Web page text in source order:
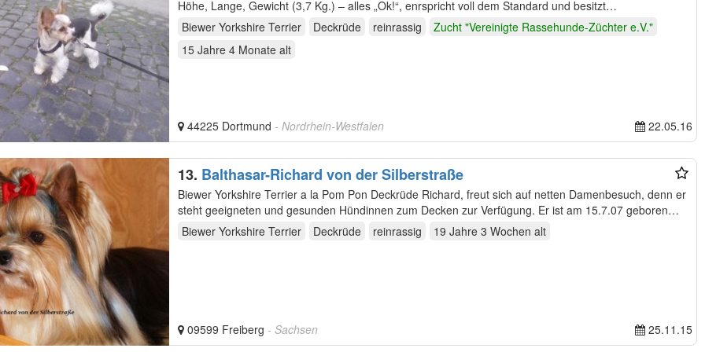
Höhe, Lange, Gewicht (3,7 Kg.) – alles „Ok!“, enrspricht voll dem Standard und besitzt…
Biewer Yorkshire Terrier
Deckrüde reinrassig
Zucht "Vereinigte Rassehunde-Züchter e.V."
15 Jahre 4 Monate alt
44225 Dortmund - Nordrhein-Westfalen 22.05.16
13. Balthasar-Richard von der Silberstraße
Biewer Yorkshire Terrier a la Pom Pon Deckrüde Richard, freut sich auf netten Damenbesuch, denn er
steht geeigneten und gesunden Hündinnen zum Decken zur Verfügung. Er ist am 15.7.07 geboren
und…
Biewer Yorkshire Terrier Deckrüde reinrassig 19 Jahre 3 Wochen alt
09599 Freiberg - Sachsen 25.11.15